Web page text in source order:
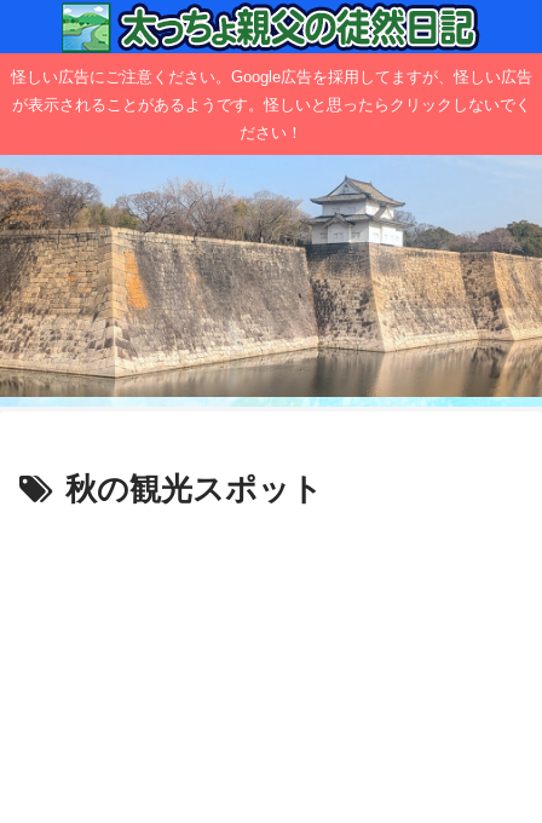
怪しい広告にご注意ください。Google広告を採用してますが、怪しい広告
が表示されることがあるようです。怪しいと思ったらクリックしないでく
ださい！
秋の観光スポット